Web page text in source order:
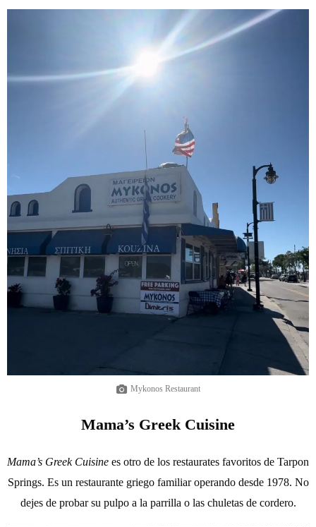
Mykonos Restaurant
Mama’s Greek Cuisine
Mama’s Greek Cuisine es otro de los restaurates favoritos de Tarpon
Springs. Es un restaurante griego familiar operando desde 1978. No
dejes de probar su pulpo a la parrilla o las chuletas de cordero.